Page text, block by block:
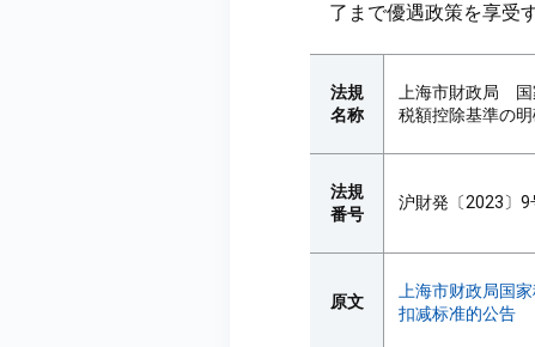
了まで優遇政策を享受
法規
名称
上海市財政局
税額控除基準の
法規
番号
沪財発〔2023〕9
原文
上海市财政局国
扣减标准的公告